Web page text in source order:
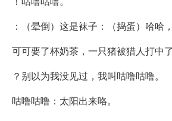
：（晕倒）这是袜子：（捣蛋）哈哈，
可可要了杯奶茶，一只猪被猎人打中了
？别以为我没见过，我叫咕噜咕噜。
咕噜咕噜：太阳出来咯。